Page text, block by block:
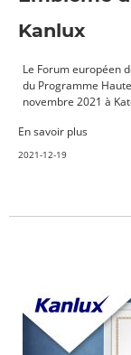
Kanlux
Le Forum européen
du Programme
novembre 2021 à
En savoir plus
2021-12-19